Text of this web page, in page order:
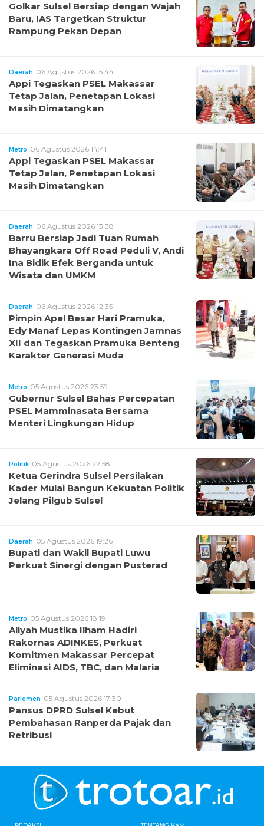
Golkar Sulsel Bersiap dengan Wajah
Baru, IAS Targetkan Struktur
Rampung Pekan Depan
Daerah 06 Agustus 2026 15:44
Appi Tegaskan PSEL Makassar
Tetap Jalan, Penetapan Lokasi
Masih Dimatangkan
Metro 06 Agustus 2026 14:41
Appi Tegaskan PSEL Makassar
Tetap Jalan, Penetapan Lokasi
Masih Dimatangkan
Daerah 06 Agustus 2026 13:38
Barru Bersiap Jadi Tuan Rumah
Bhayangkara Off Road Peduli V, Andi
Ina Bidik Efek Berganda untuk
Wisata dan UMKM
Daerah 06 Agustus 2026 12:35
Pimpin Apel Besar Hari Pramuka,
Edy Manaf Lepas Kontingen Jamnas
XII dan Tegaskan Pramuka Benteng
Karakter Generasi Muda
Metro 05 Agustus 2026 23:59
Gubernur Sulsel Bahas Percepatan
PSEL Mamminasata Bersama
Menteri Lingkungan Hidup
Politik 05 Agustus 2026 22:58
Ketua Gerindra Sulsel Persilakan
Kader Mulai Bangun Kekuatan Politik
Jelang Pilgub Sulsel
Daerah 05 Agustus 2026 19:26
Bupati dan Wakil Bupati Luwu
Perkuat Sinergi dengan Pusterad
Metro 05 Agustus 2026 18:19
Aliyah Mustika Ilham Hadiri
Rakornas ADINKES, Perkuat
Komitmen Makassar Percepat
Eliminasi AIDS, TBC, dan Malaria
Parlemen 05 Agustus 2026 17:30
Pansus DPRD Sulsel Kebut
Pembahasan Ranperda Pajak dan
Retribusi